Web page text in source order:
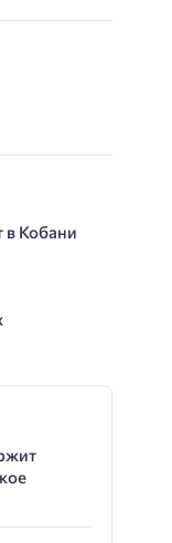
Кобани